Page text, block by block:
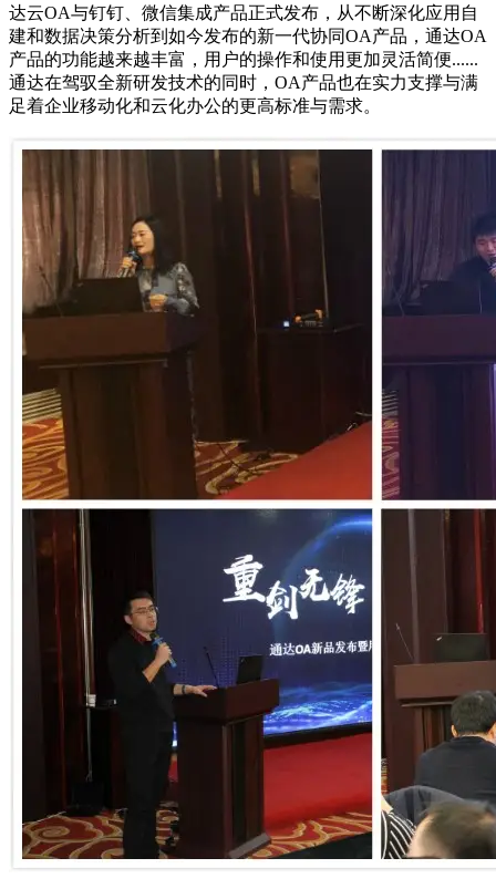
达云OA与钉钉、微信集成产品正式发布，从不断深化应用自
建和数据决策分析到如今发布的新一代协同OA产品，通达OA
产品的功能越来越丰富，用户的操作和使用更加灵活简便......
通达在驾驭全新研发技术的同时，OA产品也在实力支撑与满
足着企业移动化和云化办公的更高标准与需求。